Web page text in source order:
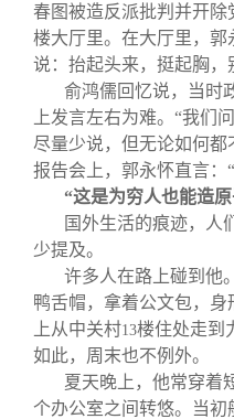
春图被造反派批判并开
楼大厅里。在大厅里，
说：抬起头来，挺起胸，
俞鸿儒回忆说，当时
上发言左右为难。“我们
尽量少说，但无论如何都
报告会上，郭永怀直言：
“这是为穷人也能造
国外生活的痕迹，人
少提及。
许多人在路上碰到他
鸭舌帽，拿着公文包，
上从中关村13楼住处走到
如此，周末也不例外。
夏天晚上，他常穿着
个办公室之间转悠。当初